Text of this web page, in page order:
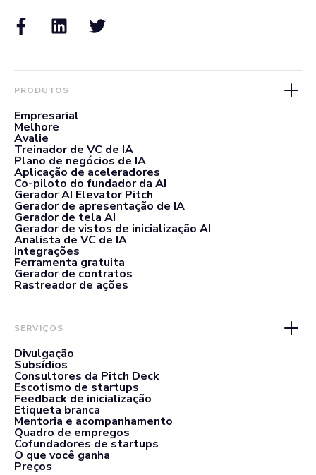
PRODUTOS
Empresarial
Melhore
Avalie
Treinador de VC de IA
Plano de negócios de IA
Aplicação de aceleradores
Co-piloto do fundador da AI
Gerador AI Elevator Pitch
Gerador de apresentação de IA
Gerador de tela AI
Gerador de vistos de inicialização AI
Analista de VC de IA
Integrações
Ferramenta gratuita
Gerador de contratos
Rastreador de ações
SERVIÇOS
Divulgação
Subsídios
Consultores da Pitch Deck
Escotismo de startups
Feedback de inicialização
Etiqueta branca
Mentoria e acompanhamento
Quadro de empregos
Cofundadores de startups
O que você ganha
Preços